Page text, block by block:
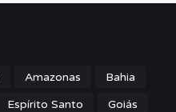
Amazonas
Bahia
Espírito Santo
Goiás